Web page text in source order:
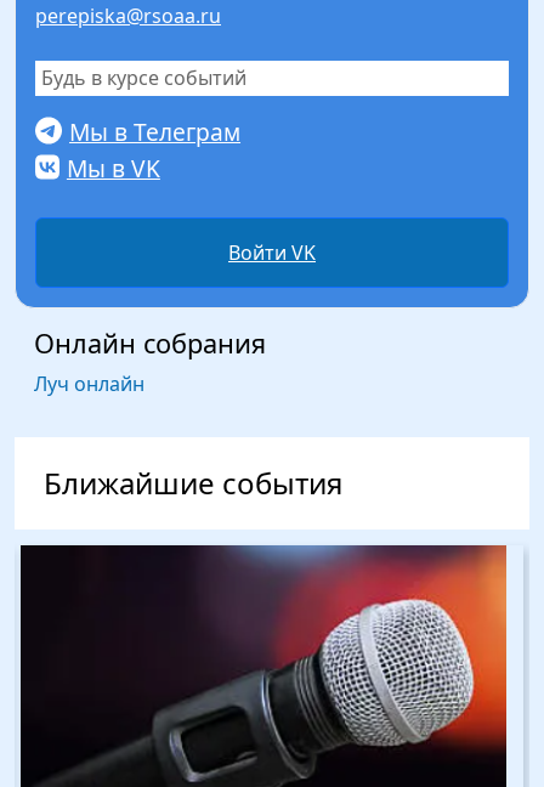
perepiska@rsoaa.ru
Будь в курсе событий
Мы в Телеграм
Мы в VK
Войти VK
Онлайн собрания
Луч онлайн
Ближайшие события
Изображение